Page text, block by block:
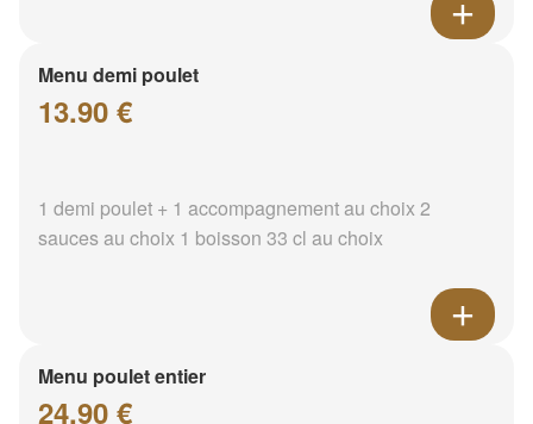
Menu demi poulet
13.90 €
1 demi poulet + 1 accompagnement au choix 2
sauces au choix 1 boisson 33 cl au choix
Menu poulet entier
24.90 €